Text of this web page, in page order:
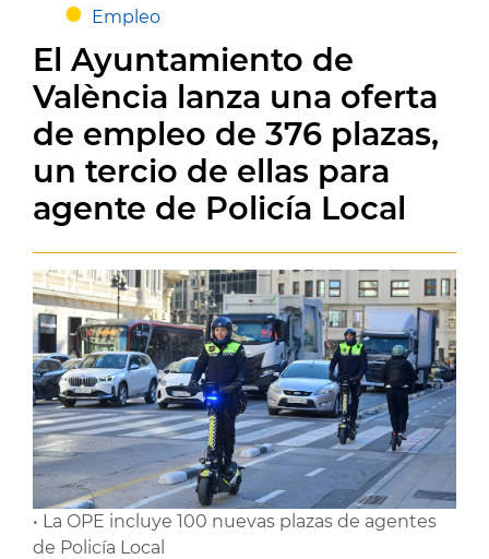
Empleo
El Ayuntamiento de
València lanza una oferta
de empleo de 376 plazas,
un tercio de ellas para
agente de Policía Local
• La OPE incluye 100 nuevas plazas de agentes
de Policía Local